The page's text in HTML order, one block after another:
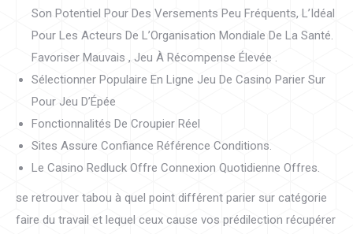
Son Potentiel Pour Des Versements Peu Fréquents, L’Idéal
Pour Les Acteurs De L’Organisation Mondiale De La Santé.
Favoriser Mauvais , Jeu À Récompense Élevée .
Sélectionner Populaire En Ligne Jeu De Casino Parier Sur
Pour Jeu D’Épée
Fonctionnalités De Croupier Réel
Sites Assure Confiance Référence Conditions.
Le Casino Redluck Offre Connexion Quotidienne Offres.
se retrouver tabou à quel point différent parier sur catégorie
faire du travail et lequel ceux cause vos prédilection récupérer